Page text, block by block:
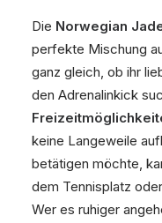
Die Norwegian
perfekte Mischung
ganz gleich, ob ihr
den Adrenalinkick
keine Langeweile
betätigen möchte,
dem Tennisplatz
Wer es ruhiger